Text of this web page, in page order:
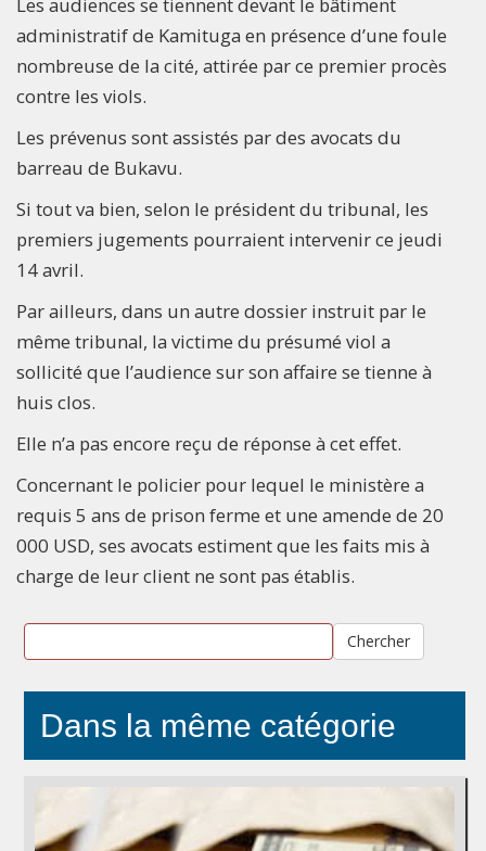
Les audiences se tiennent devant le bâtiment
administratif de Kamituga en présence d’une foule
nombreuse de la cité, attirée par ce premier procès
contre les viols.
Les prévenus sont assistés par des avocats du
barreau de Bukavu.
Si tout va bien, selon le président du tribunal, les
premiers jugements pourraient intervenir ce jeudi
14 avril.
Par ailleurs, dans un autre dossier instruit par le
même tribunal, la victime du présumé viol a
sollicité que l’audience sur son affaire se tienne à
huis clos.
Elle n’a pas encore reçu de réponse à cet effet.
Concernant le policier pour lequel le ministère a
requis 5 ans de prison ferme et une amende de 20
000 USD, ses avocats estiment que les faits mis à
charge de leur client ne sont pas établis.
Chercher
Dans la même catégorie